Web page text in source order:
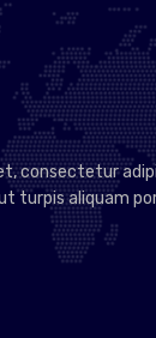
consectetur
turpis aliquam